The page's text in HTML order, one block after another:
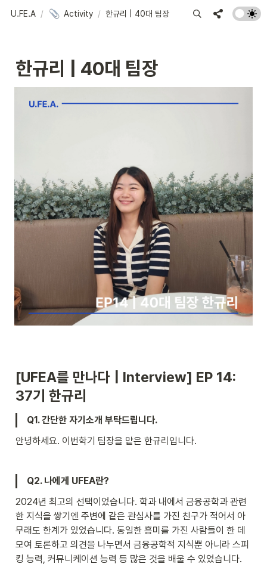
U.FE.A / Activity / 한규리 | 40대 팀장
한규리 | 40대 팀장
[UFEA를 만나다 | Interview] EP 14:
37기 한규리
Q1. 간단한 자기소개 부탁드립니다.
안녕하세요. 이번학기 팀장을 맡은 한규리입니다.
Q2. 나에게 UFEA란?
2024년 최고의 선택이었습니다. 학과 내에서 금융공학과 관련
한 지식을 쌓기엔 주변에 같은 관심사를 가진 친구가 적어서 아
무래도 한계가 있었습니다. 동일한 흥미를 가진 사람들이 한 데
모여 토론하고 의견을 나누면서 금융공학적 지식뿐 아니라 스피
킹 능력, 커뮤니케이션 능력 등 많은 것을 배울 수 있었습니다.